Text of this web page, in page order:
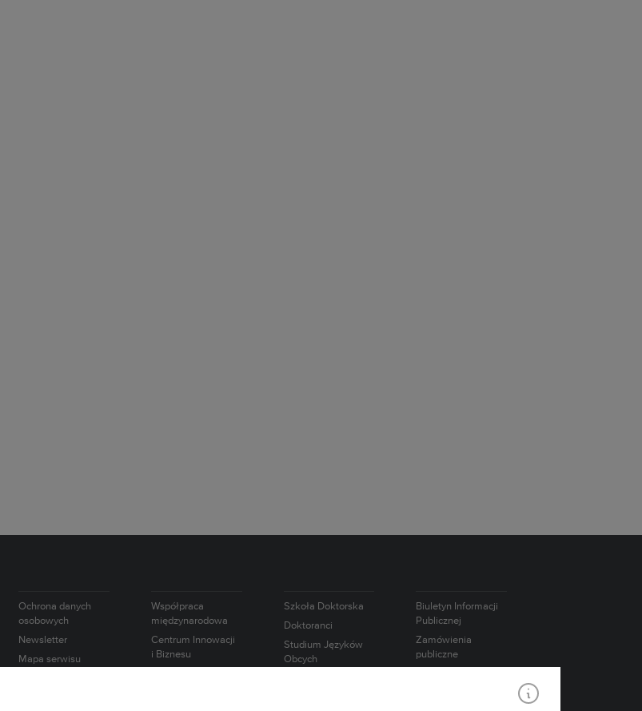
Ochrona danych
osobowych
Newsletter
Mapa serwisu
Współpraca
międzynarodowa
Centrum Innowacji
i Biznesu
Szkoła Doktorska
Doktoranci
Studium Języków
Obcych
Biuletyn Informacji
Publicznej
Zamówienia
publiczne